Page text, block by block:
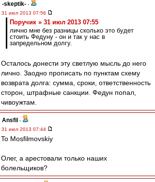
-skeptik- -
31 июл 2013 07:56
Поручик » 31 июл 2013 07:55
лично мне без разницы сколько это будет
стоить Федуну - он и так у нас в
запредельном долгу.
Осталось донести эту светлую мысль до него
лично. Заодно прописать по пунктам схему
возврата долга: сумма, сроки, ответственность
сторон, штрафные санкции. Федун попал,
чивоужтам.
Ansfil -
31 июл 2013 07:44
To Mosfilmovskiy
Олег, а арестовали только наших
болельщиков?